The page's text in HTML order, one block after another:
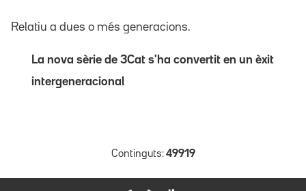
Relatiu a dues o més generacions.
La nova sèrie de 3Cat s'ha convertit en un èxit
intergeneracional
Continguts: 49919